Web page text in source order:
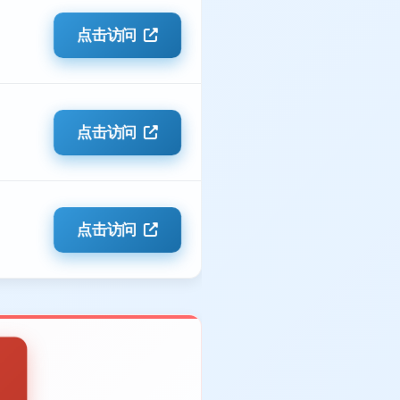
点击访问
点击访问
点击访问